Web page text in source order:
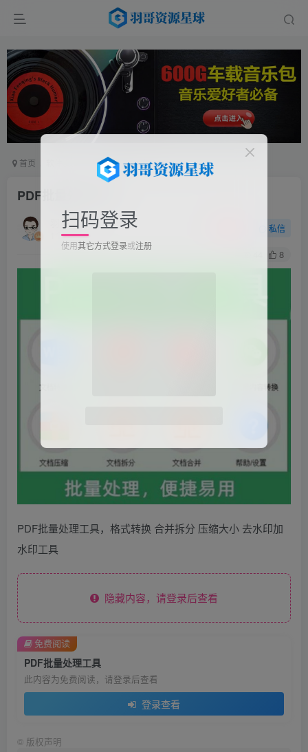
首页 电脑软件 正文
PDF批量处理工具
羽哥
1个月前更新
私信
8
PDF批量处理工具，格式转换 合并拆分 压缩大小 去水印加
水印工具
隐藏内容，请登录后查看
PDF批量处理工具
此内容为免费阅读，请登录后查看
登录查看
免费阅读
© 版权声明
扫码登录
使用其它方式登录或注册